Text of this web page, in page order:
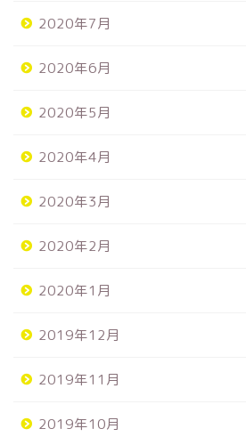
2020年7月
2020年6月
2020年5月
2020年4月
2020年3月
2020年2月
2020年1月
2019年12月
2019年11月
2019年10月